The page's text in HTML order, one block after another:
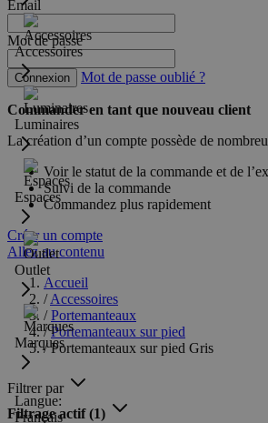
Accessoires
Luminaires
Espaces
Outlet
Marques
Langue:
Français
Email
Mot de passe
Connexion Mot de passe oublié ?
Commander en tant que nouveau client
La création d’un compte possède de
Voir le statut de la commande et de
Suivi de la commande
Commandez plus rapidement
Créer un compte
Allez au contenu
Accueil
/ Accessoires
/ Portemanteaux
/ Portemanteaux sur pied
/ Portemanteaux sur pied Gris
Filtrer par
Filtrage actif(1)